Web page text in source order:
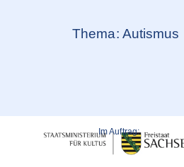
Thema: Autismus
Im Auftrag: